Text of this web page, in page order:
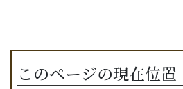
このページの現在位置